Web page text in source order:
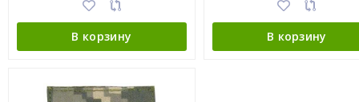
В корзину В корзину